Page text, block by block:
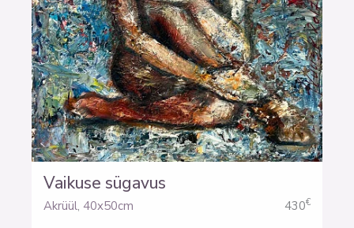
Vaikuse sügavus
Akrüül, 40x50cm 430€